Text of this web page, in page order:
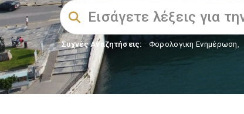
Συχνές Αναζητήσεις: Φορολογικη Ενημέρωση,